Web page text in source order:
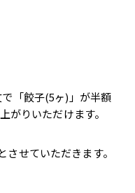
店舗
「餃子(5ヶ)」が半額
がりいただけます。
せていただきます。